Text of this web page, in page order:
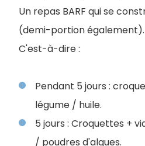
Un repas BARF qui se
(demi-portion également).
C'est-à-dire :
Pendant 5 jours :
légume / huile.
5 jours : Croquettes +
/ poudres d'algues.